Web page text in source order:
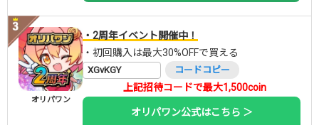
オリパワン
・2周年イベント開催中！
・初回購入は最大30%OFFで買える
XGvKGY コードコピー
上記招待コードで最大1,500coin
オリパワン公式はこちら ＞